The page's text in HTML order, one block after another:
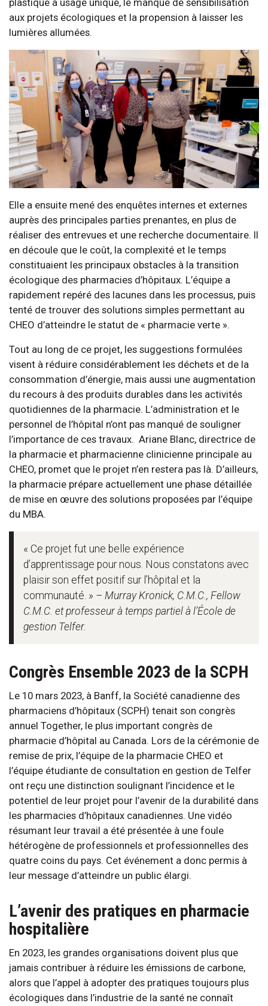
aux projets écologiques et la propension à laisser les
lumières allumées.
Elle a ensuite mené des enquêtes internes et externes
auprès des principales parties prenantes, en plus de
réaliser des entrevues et une recherche documentaire. Il
en découle que le coût, la complexité et le temps
constituaient les principaux obstacles à la transition
écologique des pharmacies d’hôpitaux. L’équipe a
rapidement repéré des lacunes dans les processus, puis
tenté de trouver des solutions simples permettant au
CHEO d’atteindre le statut de « pharmacie verte ».
Tout au long de ce projet, les suggestions formulées
visent à réduire considérablement les déchets et de la
consommation d’énergie, mais aussi une augmentation
du recours à des produits durables dans les activités
quotidiennes de la pharmacie. L’administration et le
personnel de l’hôpital n’ont pas manqué de souligner
l’importance de ces travaux. Ariane Blanc, directrice de
la pharmacie et pharmacienne clinicienne principale au
CHEO, promet que le projet n’en restera pas là. D’ailleurs,
la pharmacie prépare actuellement une phase détaillée
de mise en œuvre des solutions proposées par l’équipe
du MBA.
« Ce projet fut une belle expérience
d’apprentissage pour nous. Nous constatons avec
plaisir son effet positif sur l’hôpital et la
communauté. » – Murray Kronick, C.M.C., Fellow
C.M.C. et professeur à temps partiel à l’École de
gestion Telfer.
Congrès Ensemble 2023 de la SCPH
Le 10 mars 2023, à Banff, la Société canadienne des
pharmaciens d’hôpitaux (SCPH) tenait son congrès
annuel Together, le plus important congrès de
pharmacie d’hôpital au Canada. Lors de la cérémonie de
remise de prix, l’équipe de la pharmacie CHEO et
l’équipe étudiante de consultation en gestion de Telfer
ont reçu une distinction soulignant l’incidence et le
potentiel de leur projet pour l’avenir de la durabilité dans
les pharmacies d’hôpitaux canadiennes. Une vidéo
résumant leur travail a été présentée à une foule
hétérogène de professionnels et professionnelles des
quatre coins du pays. Cet événement a donc permis à
leur message d’atteindre un public élargi.
L’avenir des pratiques en pharmacie
hospitalière
En 2023, les grandes organisations doivent plus que
jamais contribuer à réduire les émissions de carbone,
alors que l’appel à adopter des pratiques toujours plus
écologiques dans l’industrie de la santé ne connaît